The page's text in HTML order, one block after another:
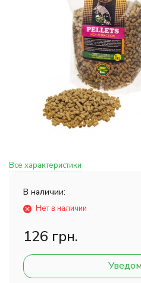
Все характеристики
В наличии:
Нет в наличии
126 грн.